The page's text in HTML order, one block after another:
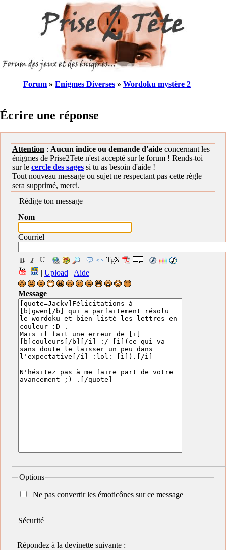
Forum » Enigmes Diverses » Wordoku mystère 2
Écrire une réponse
Attention : Aucun indice ou demande d'aide concernant les
énigmes de Prise2Tete n'est accepté sur le forum ! Rends-toi
sur le cercle des sages si tu as besoin d'aide !
Tout nouveau message ou sujet ne respectant pas cette règle
sera supprimé, merci.
Rédige ton message
Nom
Courriel
| |
|
| Upload | Aide
Message
Options
Ne pas convertir les émoticônes sur ce message
Sécurité
Répondez à la devinette suivante :